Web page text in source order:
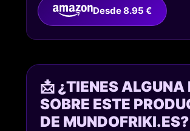
Desde 8.95 €
📩 ¿TIENES ALGUNA
SOBRE ESTE
DE MUNDOFRIKI.ES?